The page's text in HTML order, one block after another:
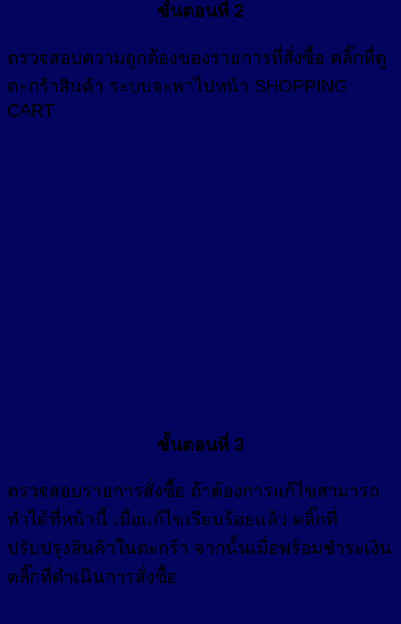
ขั้นตอนที่ 2
ตรวจสอบความถูกต้องของรายการที่สั่งซื้อ คลิ๊กที่ดู
ตะกร้าสินค้า ระบบจะพาไปหน้า SHOPPING
CART
ขั้นตอนที่ 3
ตรวจสอบรายการสั่งซื้อ ถ้าต้องการแก้ไขสามารถ
ทำได้ที่หน้านี้ เมื่อแก้ไขเรียบร้อยแล้ว คลิ๊กที่
ปรับปรุงสินค้าในตะกร้า จากนั้นเมื่อพร้อมชำระเงิน
คลิ๊กที่ดำเนินการสั่งซื้อ